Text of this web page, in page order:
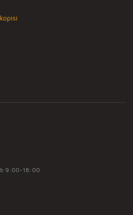
9:00-18:00